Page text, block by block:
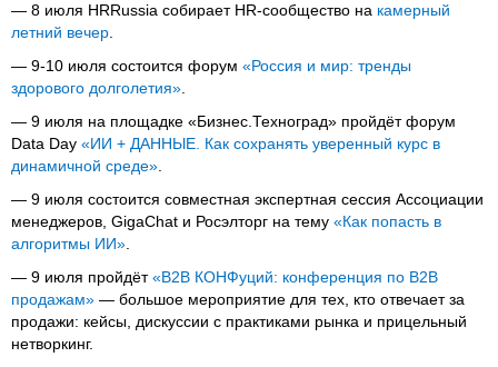
— 8 июля HRRussia собирает HR-сообщество на камерный
летний вечер
— 9-10 июля состоится форум «Россия и мир: тренды
здорового долголетия»
— 9 июля на площадке «Бизнес.Техноград» пройдёт форум
Data Day «ИИ + ДАННЫЕ. Как сохранять уверенный курс в
динамичной среде»
— 9 июля состоится совместная экспертная сессия Ассоциации
менеджеров, GigaChat и Росэлторг на тему «Как попасть в
алгоритмы ИИ»
— 9 июля пройдёт«B2B КОНФуций: конференция по B2B
продажам» — большое мероприятие для тех, кто отвечает за
продажи: кейсы, дискуссии с практиками рынка и прицельный
нетворкинг.